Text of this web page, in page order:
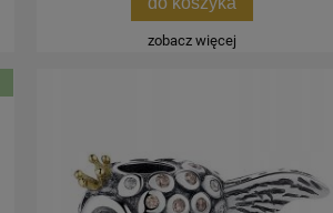
zobacz więcej